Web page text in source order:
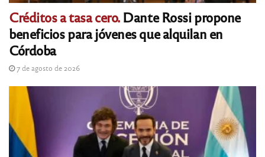
Créditos a tasa cero.Dante Rossi propone
beneficios para jóvenes que alquilan en
Córdoba
7 de agosto de 2026